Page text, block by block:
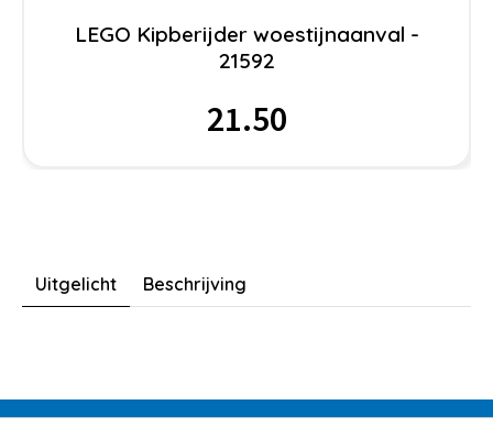
LEGO Kipberijder woestijnaanval -
21592
21.50
Uitgelicht Beschrijving